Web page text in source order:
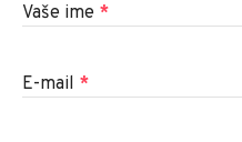
Vaše ime *
E-mail *